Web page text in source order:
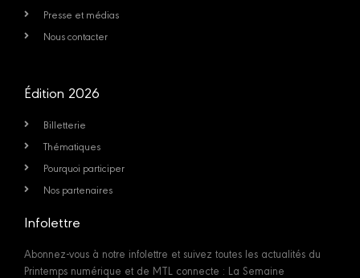
Presse et médias
Nous contacter
Édition 2026
Billetterie
Thématiques
Pourquoi participer
Nos partenaires
Infolettre
Abonnez-vous à notre infolettre et suivez toutes les actualités du
Printemps numérique et de MTL connecte : La Semaine